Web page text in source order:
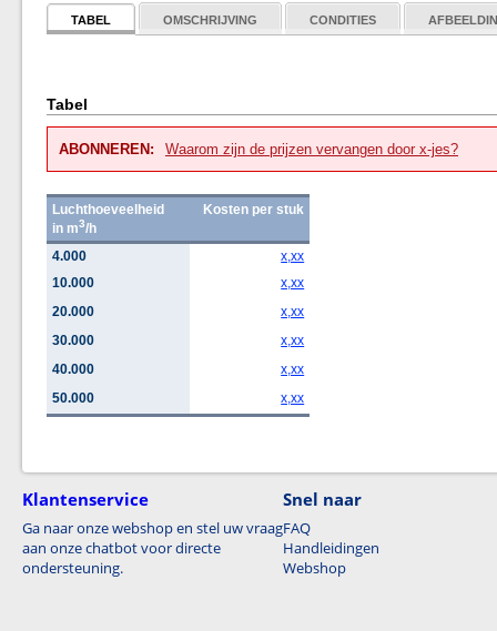
TABEL OMSCHRIJVING CONDITIES
Tabel
ABONNEREN: Waarom zijn de prijzen vervangen door x-jes?
Luchthoeveelheid
in m3/h
Kosten per stuk
4.000
x,xx
10.000
x,xx
20.000
x,xx
30.000
x,xx
40.000
x,xx
50.000
x,xx
Klantenservice
Ga naar onze webshop en stel uw vraag
aan onze chatbot voor directe
ondersteuning.
Snel naar
FAQ
Handleidingen
Webshop